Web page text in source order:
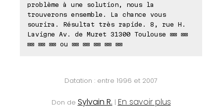
problème à une solution, nous la
trouverons ensemble. La chance vous
sourira. Résultat très rapide. 8, rue H.
Lavigne Av. de Muret 31300 Toulouse ⊠⊠ ⊠⊠
⊠⊠ ⊠⊠ ⊠⊠ ou ⊠⊠ ⊠⊠ ⊠⊠ ⊠⊠ ⊠⊠
Datation : entre 1996 et 2007
Don de Sylvain R. | En savoir plus